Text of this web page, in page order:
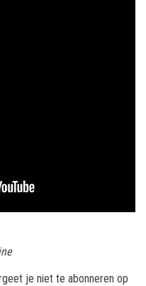
je niet te abonneren op